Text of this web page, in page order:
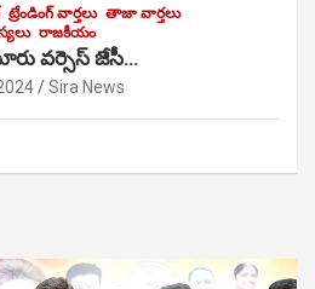
ట్రేండింగ్ వార్తలు తాజా వార్తలు
రాజకీయం
వర్సెస్ జేసీ…
Sira News